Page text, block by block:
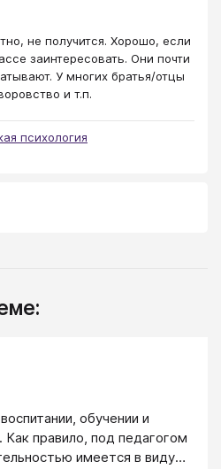
не получится. Хорошо, если
заинтересовать. Они почти
У многих братья/отцы
и т.п.
психология
обучении и
Как правило, под педагогом
имеется в виду